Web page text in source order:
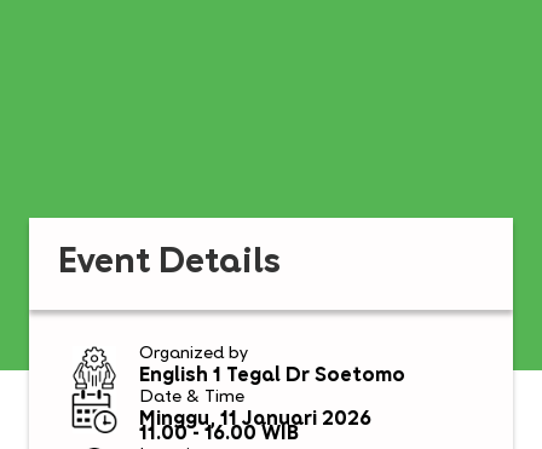
Event Details
Organized by
English 1 Tegal Dr Soetomo
Date & Time
Minggu, 11 Januari 2026
11.00 - 16.00 WIB